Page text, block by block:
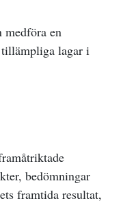
medföra en
tillämpliga lagar i
bedömningar
framtida resultat,